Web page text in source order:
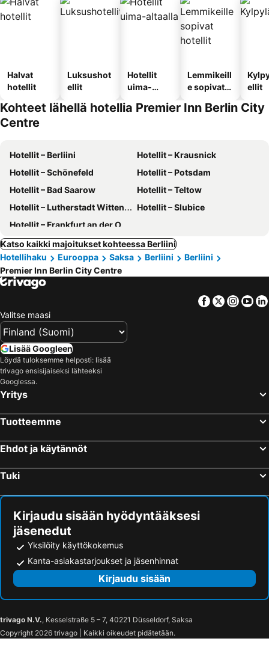
Halvat
hotellit
Luksushot
ellit
Hotellit
uima-
Lemmikeill
e sopivat
ellit
Kohteet lähellä hotellia Premier Inn Berlin City
Centre
Hotellit – Berliini
Hotellit – Krausnick
Hotellit – Schönefeld
Hotellit – Potsdam
Hotellit – Bad Saarow
Hotellit – Teltow
Hotellit – Lutherstadt Wittenberg
Hotellit – Slubice
Hotellit – Frankfurt an der Oder
Katso kaikki majoitukset kohteessa Berliini
Hotellihaku
Eurooppa Saksa Berliini
Berliini
Premier Inn Berlin City Centre
Facebook
Twitter
Valitse maasi
Lisää Googleen
Löydä tuloksemme helposti: lisää
trivago ensisijaiseksi lähteeksi
Googlessa.
Yritys
Tuotteemme
Ehdot ja käytännöt
Tuki
Kirjaudu sisään hyödyntääksesi
jäsenedut
Yksilöity käyttökokemus
Kanta-asiakastarjoukset ja jäsenhinnat
Kirjaudu sisään
trivago N.V., Kesselstraße 5 – 7, 40221 Düsseldorf, Saksa
Copyright 2026 trivago | Kaikki oikeudet pidätetään.